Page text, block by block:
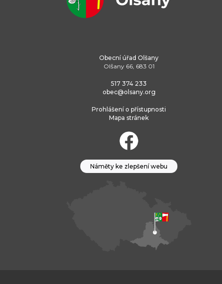
Obecní úřad Olšany
Olšany 66, 683 01
517 374 233
obec@olsany.org
Prohlášení o přístupnosti
Mapa stránek
Náměty ke zlepšení webu